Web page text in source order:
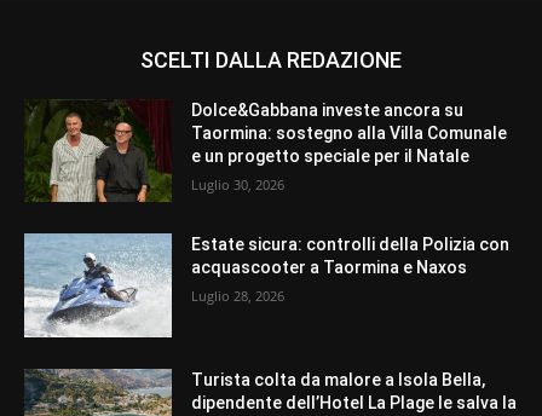
SCELTI DALLA REDAZIONE
Dolce&Gabbana investe ancora su
Taormina: sostegno alla Villa Comunale
e un progetto speciale per il Natale
Luglio 30, 2026
Estate sicura: controlli della Polizia con
acquascooter a Taormina e Naxos
Luglio 28, 2026
Turista colta da malore a Isola Bella,
dipendente dell’Hotel La Plage le salva la